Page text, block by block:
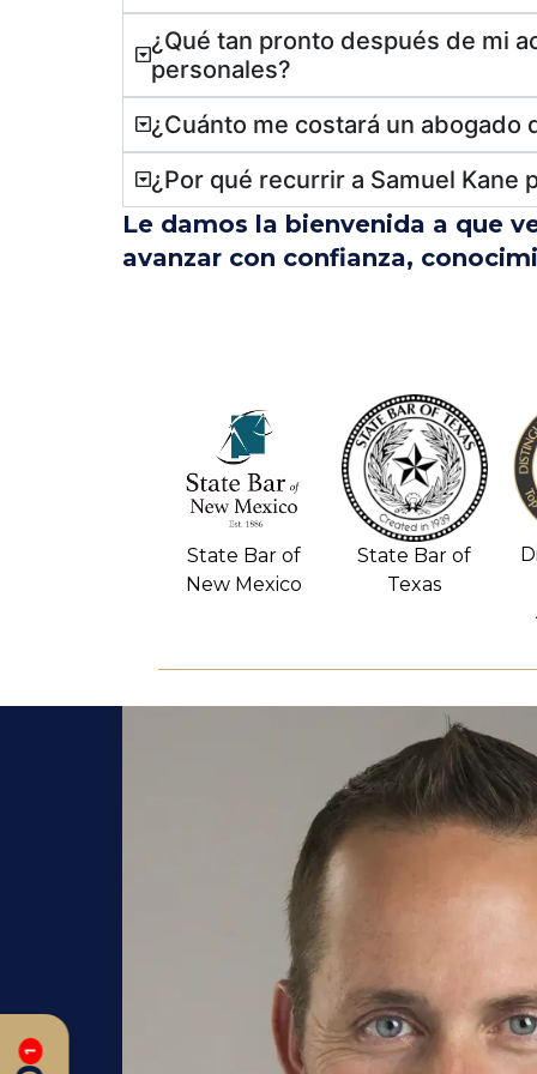
¿Qué tan pronto después de mi
personales?
¿Cuánto me costará un abogado
¿Por qué recurrir a Samuel Kane
Le damos la bienvenida a que
avanzar con confianza,
State Bar of
New Mexico
State Bar of
Texas
1